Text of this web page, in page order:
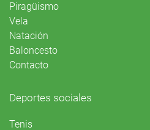
Piragüismo
Vela
Natación
Baloncesto
Contacto
Deportes sociales
Tenis